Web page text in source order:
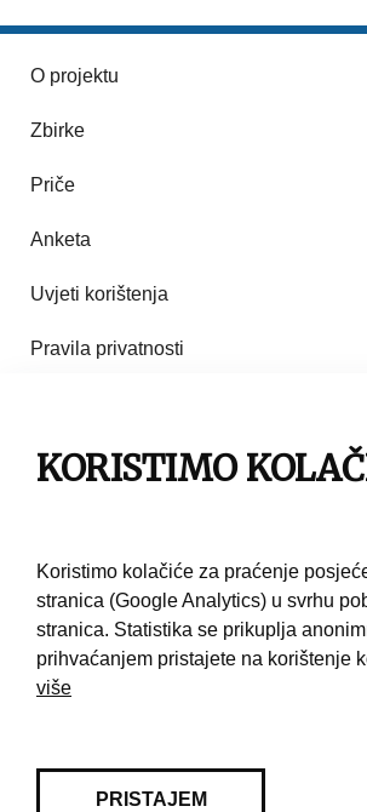
O projektu
Zbirke
Priče
Anketa
Uvjeti korištenja
Pravila privatnosti
Pravila korištenja
KORISTIMO
Koristimo kolačiće za praćenje
stranica (Google Analytics) u svrhu
stranica. Statistika se prikuplja
prihvaćanjem pristajete na korištenje
više
PRISTAJEM